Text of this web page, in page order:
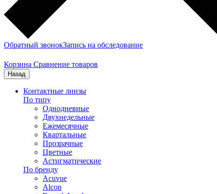
Обратный звонокЗапись на обследование
Корзина Сравнение товаров
Назад
Контактные линзы
По типу
Однодневные
Двухнедельные
Ежемесячные
Квартальные
Прозрачные
Цветные
Астигматические
По бренду
Acuvue
Alcon